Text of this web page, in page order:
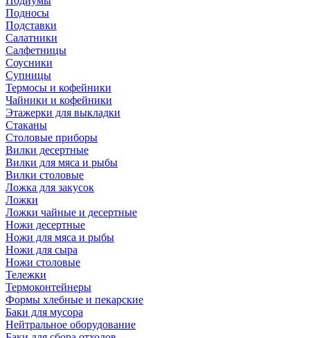
Подносы
Подставки
Салатники
Салфетницы
Соусники
Супницы
Термосы и кофейники
Чайники и кофейники
Этажерки для выкладки
Стаканы
Столовые приборы
Вилки десертные
Вилки для мяса и рыбы
Вилки столовые
Ложка для закусок
Ложки
Ложки чайные и десертные
Ножи десертные
Ножи для мяса и рыбы
Ножи для сыра
Ножи столовые
Тележки
Термоконтейнеры
Формы хлебные и пекарские
Баки для мусора
Нейтральное оборудование